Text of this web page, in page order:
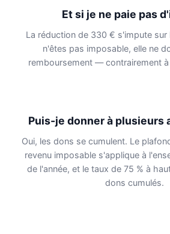
Et si je ne paie pas
La réduction de 330 € s'impute sur
n'êtes pas imposable, elle ne
remboursement — contrairement
Puis-je donner à plusieurs
Oui, les dons se cumulent. Le
revenu imposable s'applique à
de l'année, et le taux de 75 % à
dons cumulés.